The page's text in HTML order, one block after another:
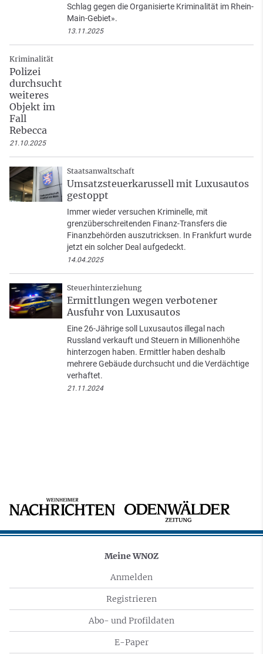
Schlag gegen die Organisierte Kriminalität im Rhein-
Main-Gebiet».
13.11.2025
Kriminalität
Polizei
durchsucht
weiteres
Objekt im
Fall
Rebecca
21.10.2025
Staatsanwaltschaft
Umsatzsteuerkarussell mit Luxusautos
gestoppt
Immer wieder versuchen Kriminelle, mit
grenzüberschreitenden Finanz-Transfers die
Finanzbehörden auszutricksen. In Frankfurt wurde
jetzt ein solcher Deal aufgedeckt.
14.04.2025
Steuerhinterziehung
Ermittlungen wegen verbotener
Ausfuhr von Luxusautos
Eine 26-Jährige soll Luxusautos illegal nach
Russland verkauft und Steuern in Millionenhöhe
hinterzogen haben. Ermittler haben deshalb
mehrere Gebäude durchsucht und die Verdächtige
verhaftet.
21.11.2024
Meine WNOZ
Anmelden
Registrieren
Abo- und Profildaten
E-Paper